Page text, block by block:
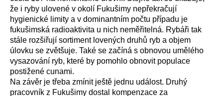
že i ryby ulovené v okolí Fukušimy nepřekračují
hygienické limity a v dominantním počtu případu je
fukušimská radioaktivita u nich neměřitelná. Rybáři tak
stále rozšiřují sortiment lovených druhů ryb a objem
úlovku se zvětšuje. Také se začíná s obnovou umělého
vysazování ryb, které by pomohlo obnovit populace
postižené cunami.
Na závěr je třeba zmínit ještě jednu událost. Druhý
pracovník z Fukušimy dostal kompenzace za